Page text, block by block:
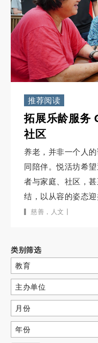
推荐阅读
拓展乐龄服务
社区
养老，并非一个人
同陪伴。悦活坊希
者与家庭、社区，
结，以从容的姿态迎
慈善 ， 人文 |
类别筛选